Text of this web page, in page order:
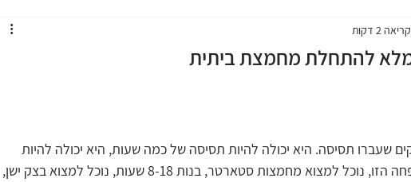
פאי וטארט ללא אפייה
חנוכה פורים פסח יום העצמאות שבועות
להתחלת מחמצת ביתית
2 דקות
תסיסה. היא יכולה להיות תסיסה של כמה שעות, היא יכולה להיות
תסיסה של כמה שנים. בתוך המשפחה הזו, נוכל למצוא מחמצות סטארטר, בנות 8-18 שעות, נוכל למצוא בצק ישן,